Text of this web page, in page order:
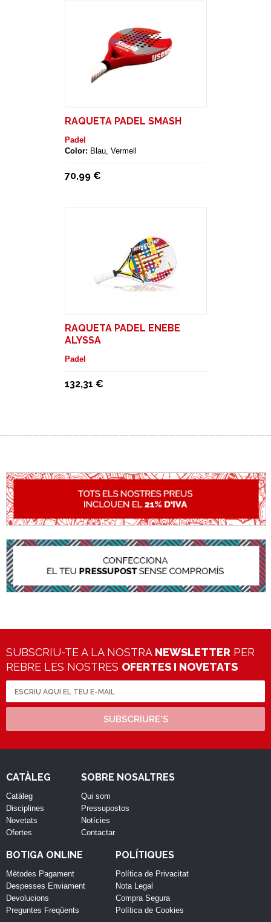
RAQUETA PADEL SMASH
Padel
Color: Blau, Vermell
70,99 €
RAQUETA PADEL ENEBE
ALYSSA
Padel
132,31 €
SUBSCRIU-TE A LA NOSTRA NEWSLETTER PER
REBRE LES NOSTRES OFERTES I NOVETATS
SUBSCRIURE'S
CATÀLEG
Catàleg
Disciplines
Novetats
Ofertes
SOBRE NOSALTRES
Qui som
Pressupostos
Notícies
Contactar
BOTIGA ONLINE
Mètodes Pagament
Despesses Enviament
Devolucions
Preguntes Freqüents
POLÍTIQUES
Política de Privacitat
Nota Legal
Compra Segura
Política de Cookies